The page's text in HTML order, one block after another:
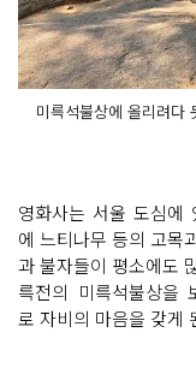
미륵석불상에 올리려
영화사는 서울 도심에
에 느티나무 등의 고목
과 불자들이 평소에도
륵전의 미륵석불상을
로 자비의 마음을 갖게